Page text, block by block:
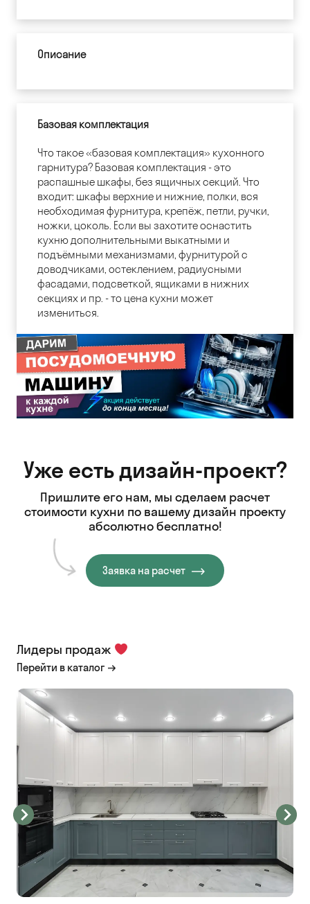
Описание
Базовая комплектация
Что такое «базовая комплектация» кухонного
гарнитура? Базовая комплектация - это
распашные шкафы, без ящичных секций. Что
входит: шкафы верхние и нижние, полки, вся
необходимая фурнитура, крепёж, петли, ручки,
ножки, цоколь. Если вы захотите оснастить
кухню дополнительными выкатными и
подъёмными механизмами, фурнитурой с
доводчиками, остеклением, радиусными
фасадами, подсветкой, ящиками в нижних
секциях и пр. - то цена кухни может
измениться.
Уже есть дизайн-проект?
Пришлите его нам, мы сделаем расчет
стоимости кухни по вашему дизайн проекту
абсолютно бесплатно!
Заявка на расчет
Лидеры продаж
Перейти в каталог